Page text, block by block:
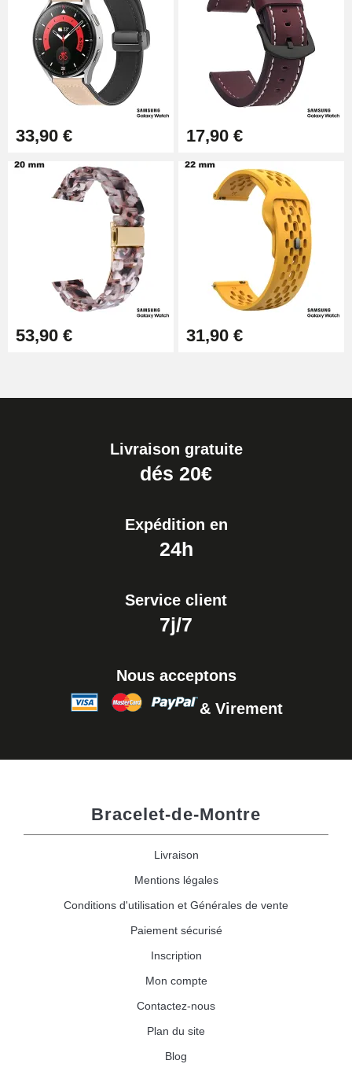
33,90 € 17,90 €
53,90 € 31,90 €
Livraison gratuite
dés 20€
Expédition en
24h
Service client
7j/7
Nous acceptons
& Virement
Bracelet-de-Montre
Livraison
Mentions légales
Conditions d'utilisation et Générales de vente
Paiement sécurisé
Inscription
Mon compte
Contactez-nous
Plan du site
Blog